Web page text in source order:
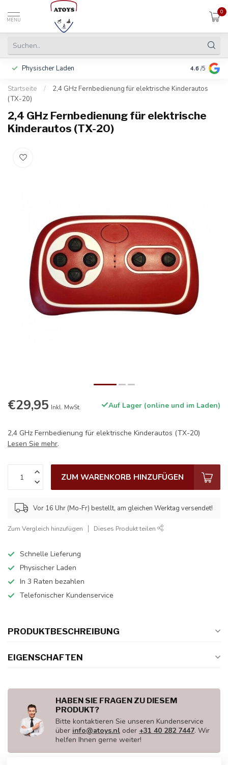
MENU
0
Physischer Laden In 3 Raten
4.6 /5
Startseite /
2,4 GHz Fernbedienung für elektrische Kinderautos
(TX-20)
2,4 GHz Fernbedienung für elektrische
Kinderautos (TX-20)
€29,95 Inkl. MwSt. Auf Lager (online und im Laden)
2,4 GHz Fernbedienung für elektrische Kinderautos (TX-20)
Lesen Sie mehr.
ZUM WARENKORB HINZUFÜGEN
Vor 16 Uhr (Mo-Fr) bestellt, am gleichen Werktag versendet!
Zum Vergleich hinzufügen Dieses Produkt teilen
Schnelle Lieferung
Physischer Laden
In 3 Raten bezahlen
Telefonischer Kundenservice
PRODUKTBESCHREIBUNG
EIGENSCHAFTEN
HABEN SIE FRAGEN ZU DIESEM
PRODUKT?
Bitte kontaktieren Sie unseren Kundenservice
über info@atoys.nl oder +31 40 282 7447. Wir
helfen Ihnen gerne weiter!